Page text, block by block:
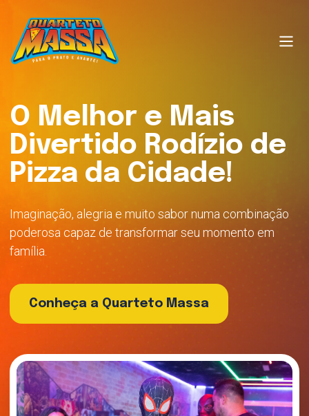
O Melhor e Mais
Divertido Rodízio de
Pizza da Cidade!
Imaginação, alegria e muito sabor numa combinação
poderosa capaz de transformar seu momento em
família.
Conheça a Quarteto Massa